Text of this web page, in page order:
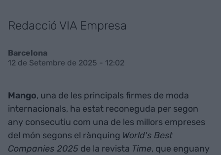
Redacció VIA Empresa
Barcelona
12 de Setembre de 2025 - 12:02
Mango, una de les principals firmes de moda
internacionals, ha estat reconeguda per segon
any consecutiu com una de les millors empreses
del món segons el rànquing World's Best
Companies 2025 de la revista Time, que enguany